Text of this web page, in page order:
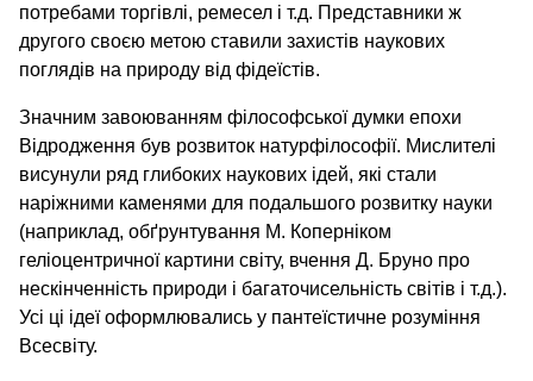
потребами торгівлі, ремесел і т.д. Представники ж
другого своєю метою ставили захистів наукових
поглядів на природу від фідеїстів.
Значним завоюванням філософської думки епохи
Відродження був розвиток натурфілософії. Мислителі
висунули ряд глибоких наукових ідей, які стали
наріжними каменями для подальшого розвитку науки
(наприклад, обґрунтування М. Коперніком
геліоцентричної картини світу, вчення Д. Бруно про
нескінченність природи і багаточисельність світів і т.д.).
Усі ці ідеї оформлювались у пантеїстичне розуміння
Всесвіту.